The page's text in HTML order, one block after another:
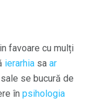
favoare cu mulți
ierarhia sa ar
se bucură de
în psihologia